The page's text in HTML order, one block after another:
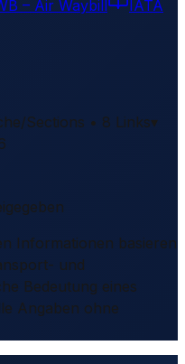
– Air Waybill IATA
Sections • 8 Links▾
Informationen basieren
und
Bedeutung eines
Angaben ohne